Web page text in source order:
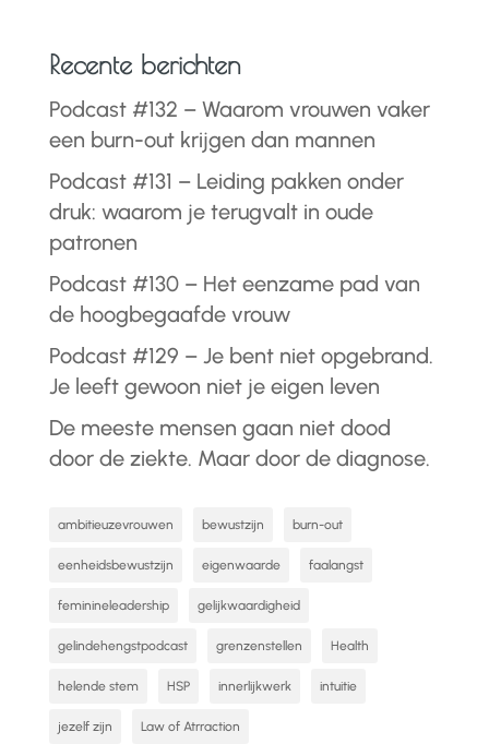
Recente berichten
Podcast #132 – Waarom vrouwen vaker
een burn-out krijgen dan mannen
Podcast #131 – Leiding pakken onder
druk: waarom je terugvalt in oude
patronen
Podcast #130 – Het eenzame pad van
de hoogbegaafde vrouw
Podcast #129 – Je bent niet opgebrand.
Je leeft gewoon niet je eigen leven
De meeste mensen gaan niet dood
door de ziekte. Maar door de diagnose.
ambitieuzevrouwen bewustzijn burn-out
eenheidsbewustzijn eigenwaarde faalangst
feminineleadership gelijkwaardigheid
gelindehengstpodcast grenzenstellen Health
helende stem HSP innerlijkwerk intuitie
jezelf zijn Law of Atrraction